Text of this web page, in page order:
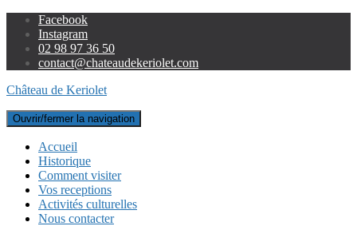
Facebook
Instagram
02 98 97 36 50
contact@chateaudekeriolet.com
Château de Keriolet
Ouvrir/fermer la navigation
Accueil
Historique
Comment visiter
Vos receptions
Activités culturelles
Nous contacter